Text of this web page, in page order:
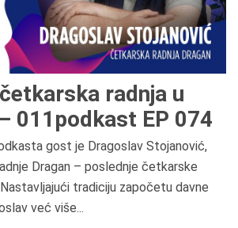
radnja u
011podkast EP 074
gost je Dragoslav Stojanović,
Dragan – poslednje četkarske
tradiciju započetu davne
već više...